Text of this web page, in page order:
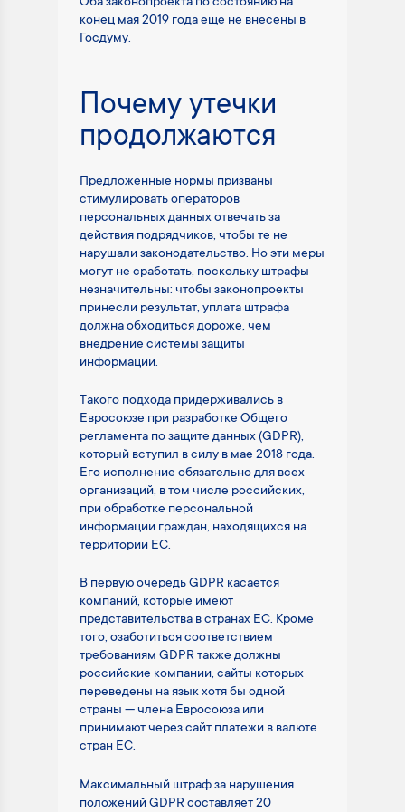
конец мая 2019 года еще не внесены в
Госдуму.
Почему утечки
продолжаются
Предложенные нормы призваны
стимулировать операторов
персональных данных отвечать за
действия подрядчиков, чтобы те не
нарушали законодательство. Но эти меры
могут не сработать, поскольку штрафы
незначительны: чтобы законопроекты
принесли результат, уплата штрафа
должна обходиться дороже, чем
внедрение системы защиты
информации.
Такого подхода придерживались в
Евросоюзе при разработке Общего
регламента по защите данных (GDPR),
который вступил в силу в мае 2018 года.
Его исполнение обязательно для всех
организаций, в том числе российских,
при обработке персональной
информации граждан, находящихся на
территории ЕС.
В первую очередь GDPR касается
компаний, которые имеют
представительства в странах ЕС. Кроме
того, озаботиться соответствием
требованиям GDPR также должны
российские компании, сайты которых
переведены на язык хотя бы одной
страны — члена Евросоюза или
принимают через сайт платежи в валюте
стран ЕС.
Максимальный штраф за нарушения
положений GDPR составляет 20